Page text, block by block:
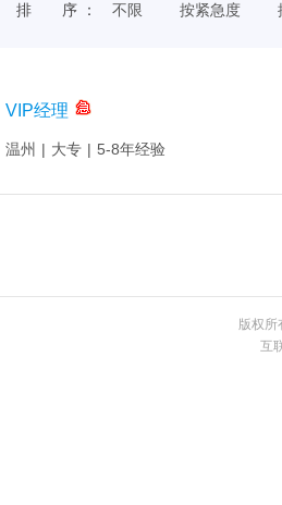
排 序 ： 不限 按紧急度
VIP经理
温州 | 大专 | 5-8年经验
版权
互